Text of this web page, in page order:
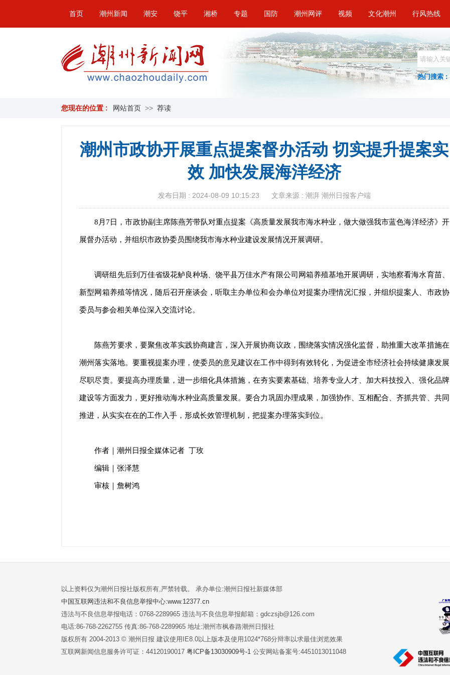
首页 潮州新闻 潮安 饶平 湘桥 专题 国防 潮州网评 视频 文化潮州 行风热线
热门搜索 :
您现在的位置 : 网站首页 >> 荐读
潮州市政协开展重点提案督办活动 切实提升提案实
效 加快发展海洋经济
发布日期 : 2024-08-09 10:15:23 文章来源 : 潮湃 潮州日报客户端
8月7日，市政协副主席陈燕芳带队对重点提案《高质量发展我市海水种业，做大做强我市蓝色海洋经济》开
展督办活动，并组织市政协委员围绕我市海水种业建设发展情况开展调研。
调研组先后到万佳省级花鲈良种场、饶平县万佳水产有限公司网箱养殖基地开展调研，实地察看海水育苗、
新型网箱养殖等情况，随后召开座谈会，听取主办单位和会办单位对提案办理情况汇报，并组织提案人、市政协
委员与参会相关单位深入交流讨论。
陈燕芳要求，要聚焦改革实践协商建言，深入开展协商议政，围绕落实情况强化监督，助推重大改革措施在
潮州落实落地。要重视提案办理，使委员的意见建议在工作中得到有效转化，为促进全市经济社会持续健康发展
尽职尽责。要提高办理质量，进一步细化具体措施，在夯实要素基础、培养专业人才、加大科技投入、强化品牌
建设等方面发力，更好推动海水种业高质量发展。要合力巩固办理成果，加强协作、互相配合、齐抓共管、共同
推进，从实实在在的工作入手，形成长效管理机制，把提案办理落实到位。
作者｜潮州日报全媒体记者 丁玫
编辑｜张泽慧
审核｜詹树鸿
以上资料仅为潮州日报社版权所有,严禁转载。 承办单位:潮州日报社新媒体部
中国互联网违法和不良信息举报中心:www.12377.cn
违法与不良信息举报电话：0768-2289965 违法与不良信息举报邮箱：gdczsjb@126.com
电话:86-768-2262755 传真:86-768-2289965 地址:潮州市枫春路潮州日报社
版权所有 2004-2013 © 潮州日报 建议使用IE8.0以上版本及使用1024*768分辩率以求最佳浏览效果
互联网新闻信息服务许可证：44120190017 粤ICP备13030909号-1 公安网站备案号:4451013011048